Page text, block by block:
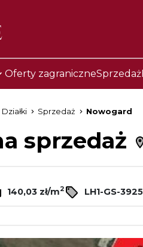
Oferty zagraniczneSprzedaż
Działki Sprzedaż Nowogard
sprzedaż
140,03 zł/m2 LH1-GS-